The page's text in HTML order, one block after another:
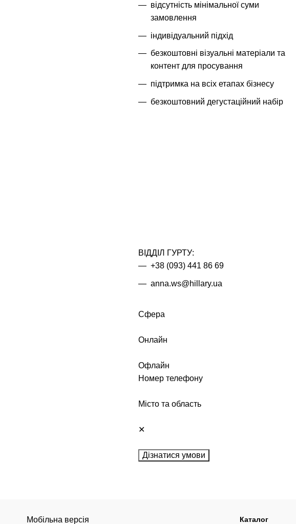
відсутність мінімальної суми
замовлення
індивідуальний підхід
безкоштовні візуальні матеріали та
контент для просування
підтримка на всіх етапах бізнесу
безкоштовний дегустаційний набір
ВІДДІЛ ГУРТУ:
+38 (093) 441 86 69
anna.ws@hillary.ua
Сфера
Онлайн
Офлайн
Номер телефону
Місто та область
✕
Дізнатися умови
Мобільна версія Каталог